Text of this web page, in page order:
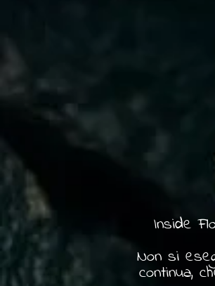
Inside
Non si
continua,